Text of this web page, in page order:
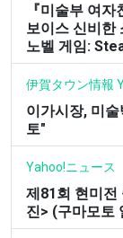
『미술부 여
보이스 신비한
노벨 게임:
伊賀タウン情報
이가시장, 미
토"
Yahoo!ニュース
제81회 현미전
진> (구마모토